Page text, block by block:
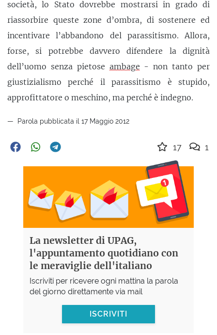
società, lo Stato dovrebbe mostrarsi in grado di
riassorbire queste zone d’ombra, di sostenere ed
incentivare l’abbandono del parassitismo. Allora,
forse, si potrebbe davvero difendere la dignità
dell’uomo senza pietose ambage - non tanto per
giustizialismo perché il parassitismo è stupido,
approfittatore o meschino, ma perché è indegno.
Parola pubblicata il 17 Maggio 2012
17 1
La newsletter di UPAG,
l'appuntamento quotidiano con
le meraviglie dell'italiano
Iscriviti per ricevere ogni mattina la parola
del giorno direttamente via mail
ISCRIVITI